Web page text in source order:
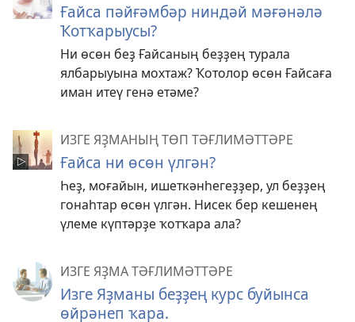
Ғайса пәйғәмбәр ниндәй мәғәнәлә
Ҡотҡарыусы?
Ни өсөн беҙ Ғайсаның беҙҙең турала
ялбарыуына мохтаж? Ҡотолор өсөн Ғайсаға
иман итеү генә етәме?
ИЗГЕ ЯҘМАНЫҢ ТӨП ТӘҒЛИМӘТТӘРЕ
Ғайса ни өсөн үлгән?
Һеҙ, моғайын, ишеткәнһегеҙҙер, ул беҙҙең
гонаһтар өсөн үлгән. Нисек бер кешенең
үлеме күптәрҙе ҡотҡара ала?
ИЗГЕ ЯҘМА ТӘҒЛИМӘТТӘРЕ
Изге Яҙманы беҙҙең курс буйынса
өйрәнеп ҡара.